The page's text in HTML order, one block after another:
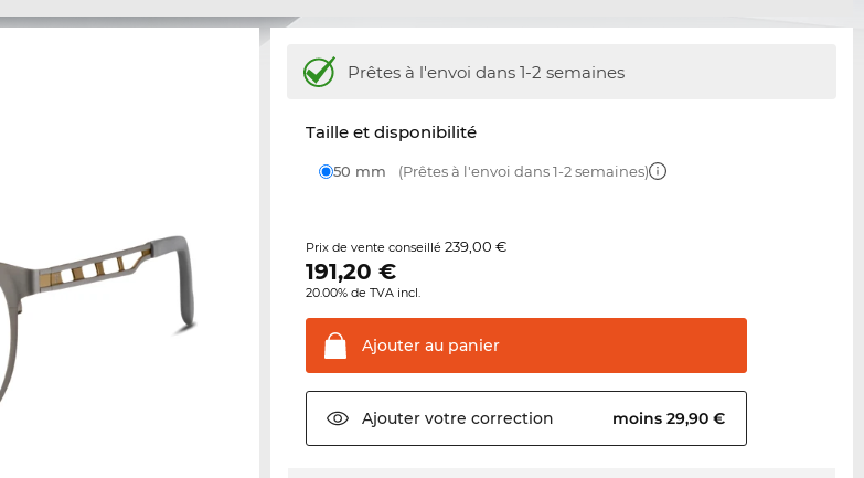
Prêtes à l'envoi dans 1-2 semaines
Taille et disponibilité
50 mm (Prêtes à l'envoi dans 1-2 semaines)
Prix de vente conseillé239,00 €
191,20 €
20.00% de TVA incl.
Ajouter au panier
Ajouter votre correction moins 29,90 €